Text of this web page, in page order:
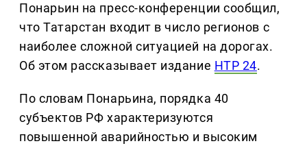
Понарьин на пресс-конференции сообщил,
что Татарстан входит в число регионов с
наиболее сложной ситуацией на дорогах.
Об этом рассказывает издание НТР 24.
По словам Понарьина, порядка 40
субъектов РФ характеризуются
повышенной аварийностью и высоким